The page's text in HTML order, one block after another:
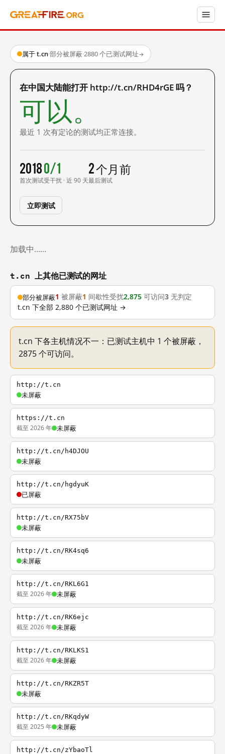
属于 t.cn·部分被屏蔽·2880 个已测试网址→
在中国大陆能打开 http://t.cn/RHD4rGE 吗？
可以。
最近 1 次有定论的测试均正常连接。
2018
首次测试
0/1
受干扰 · 近 90 天
2 个月前
最后测试
立即测试
加载中……
t.cn 上其他已测试的网址
部分被屏蔽1 被屏蔽1 间歇性受扰2,875 可访问3 无判定
t.cn 下全部 2,880 个已测试网址 →
t.cn 下各主机情况不一：已测试主机中 1 个被屏蔽，
2875 个可访问。
http://t.cn
未屏蔽
https://t.cn
截至 2026 年 未屏蔽
http://t.cn/h4DJOU
未屏蔽
http://t.cn/hgdyuK
已屏蔽
http://t.cn/RX75bV
未屏蔽
http://t.cn/RK4sq6
未屏蔽
http://t.cn/RKL6G1
截至 2026 年 未屏蔽
http://t.cn/RK6ejc
截至 2026 年 未屏蔽
http://t.cn/RKLKS1
截至 2026 年 未屏蔽
http://t.cn/RKZR5T
未屏蔽
http://t.cn/RKqdyW
截至 2025 年 未屏蔽
http://t.cn/zYbaoTl